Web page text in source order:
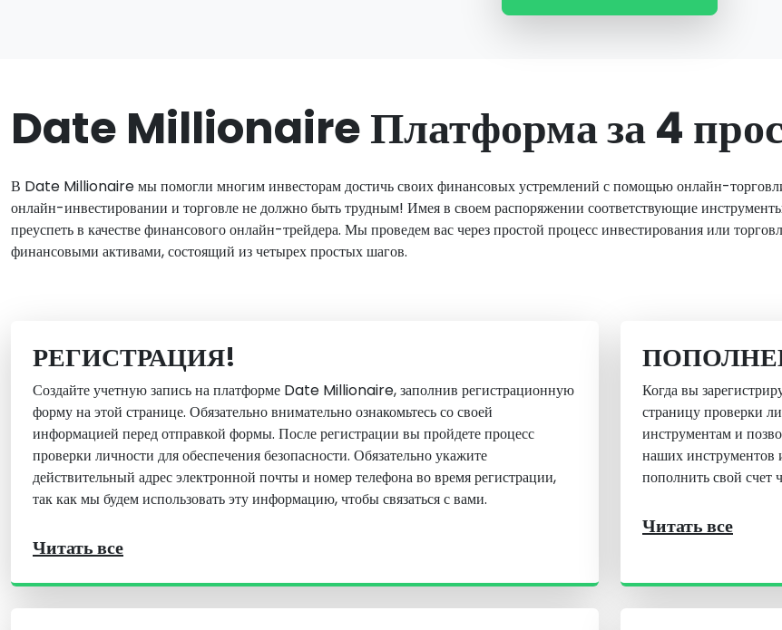
Date Millionaire Платформа за 4
В Date Millionaire мы помогли многим инвесторам достичь своих финансовых устремлений с помощью онлайн-
онлайн-инвестировании и торговле не должно быть трудным! Имея в своем распоряжении соответствующие
преуспеть в качестве финансового онлайн-трейдера. Мы проведем вас через простой процесс инвестирования или
финансовыми активами, состоящий из четырех простых шагов.
РЕГИСТРАЦИЯ!
Создайте учетную запись на платформе Date Millionaire, заполнив регистрационную
форму на этой странице. Обязательно внимательно ознакомьтесь со своей
информацией перед отправкой формы. После регистрации вы пройдете процесс
проверки личности для обеспечения безопасности. Обязательно укажите
действительный адрес электронной почты и номер телефона во время регистрации,
так как мы будем использовать эту информацию, чтобы связаться с вами.
Читать все
Когда вы
страницу проверки
инструментам и
наших инструментов
пополнить свой счет
Читать все